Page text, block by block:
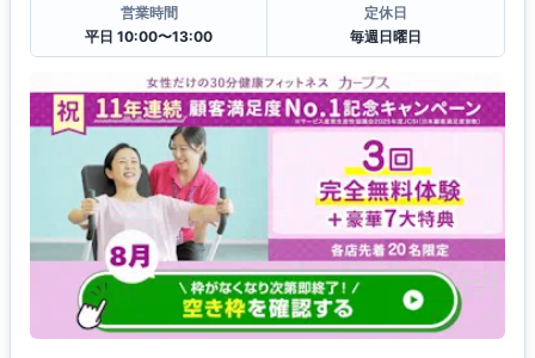
営業時間
平日 10:00〜13:00
定休日
毎週日曜日